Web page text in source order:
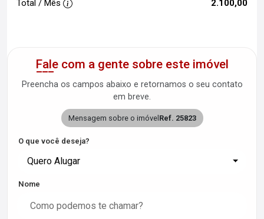
Total / Mês 2.100,00
Fale com a gente sobre este imóvel
Preencha os campos abaixo e retornamos o seu contato
em breve.
Mensagem sobre o imóvel Ref. 25823
O que você deseja?
Quero Alugar
Nome